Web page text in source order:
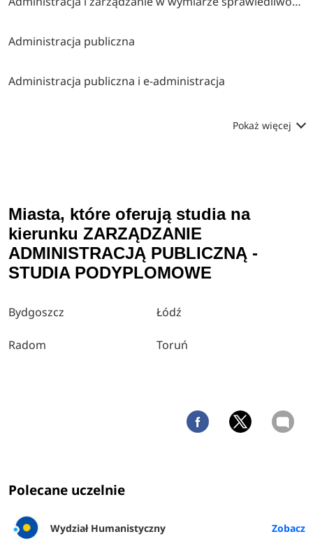
Administracja publiczna
Administracja publiczna i e-administracja
Pokaż więcej
Miasta, które oferują studia na
kierunku ZARZĄDZANIE
ADMINISTRACJĄ PUBLICZNĄ -
STUDIA PODYPLOMOWE
Bydgoszcz Łódź
Radom Toruń
Polecane uczelnie
Wydział Humanistyczny